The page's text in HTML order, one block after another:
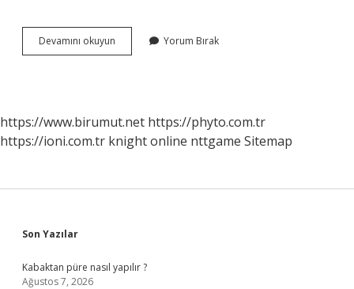
Devamını okuyun
Litre
Sakızı
Yorum Bırak
https://www.birumut.net https://phyto.com.tr
https://ioni.com.tr knight online nttgame Sitemap
Sidebar
Son Yazılar
Kabaktan püre nasıl yapılır ?
Ağustos 7, 2026